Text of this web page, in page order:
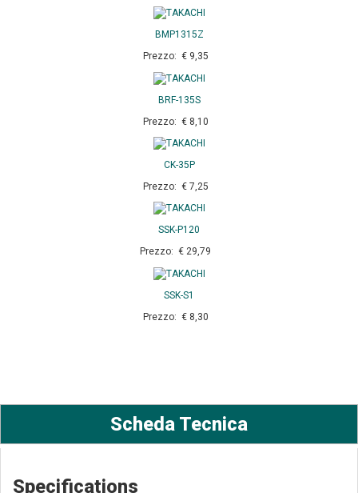
BMP1315Z
Prezzo: € 9,35
BRF-135S
Prezzo: € 8,10
CK-35P
Prezzo: € 7,25
SSK-P120
Prezzo: € 29,79
SSK-S1
Prezzo: € 8,30
Scheda Tecnica
Specifications